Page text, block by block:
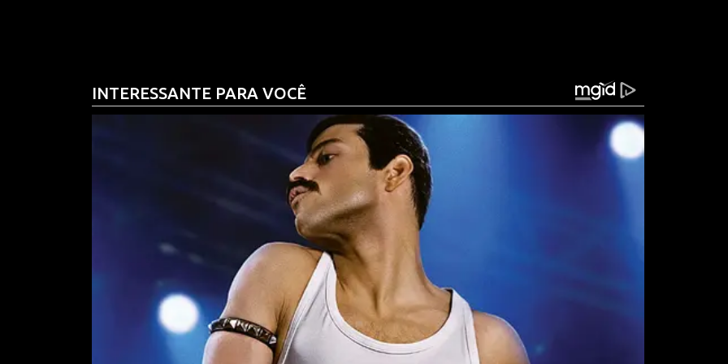
Para justificar a pauta, Alcolumbre argumenta que é uma demanda legítima para uma categoria de
trabalhadores que muitas vezes é invisibilizada. Defende que esses agentes — que atuam na ponta
da saúde pública — merecem reconhecimento por meio de regras previdenciárias mais vantajosas,
já que seu trabalho é duro e sua jornada pode ser desgastante. Mas a escolha do momento reforça
que o tema é também uma arma de negociação política.
Além disso, o presidente do Senado adota um discurso de conflito institucional: ele afirma que o
Legislativo não pode ser tratado como mero subordinado do poder Executivo. Para ele, o Senado
deve ter voz ativa e ser respeitado nas suas pautas. Ele sugere que, se o governo não dialogar, ele
INTERESSANTE PARA VOCÊ